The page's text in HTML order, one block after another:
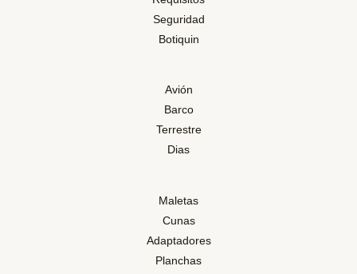
Seguridad
Botiquin
Avión
Barco
Terrestre
Dias
Maletas
Cunas
Adaptadores
Planchas